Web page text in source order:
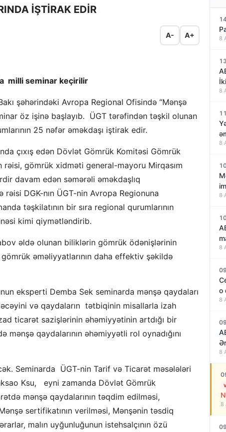
İŞTİRAK EDİR
A- A+
milli seminar keçirilir
şəhərindəki Avropa Regional Ofisində “Mənşə
öz işinə başlayıb. ÜGT tərəfindən təşkil olunan
25 nəfər əməkdaşı iştirak edir.
çıxış edən Dövlət Gömrük Komitəsi Gömrük
gömrük xidməti general-mayoru Mirqasım
davam edən səmərəli əməkdaşlıq
DGK-nın ÜGT-nin Avropa Regionuna
təşkilatının bir sıra regional qurumlarının
kimi qiymətləndirib.
əldə olunan biliklərin gömrük ödənişlərinin
əməliyyatlarının daha effektiv şəkildə
eksperti Demba Sek seminarda mənşə qaydaları
və qaydaların tətbiqinin misallarla izah
ticarət sazişlərinin əhəmiyyətinin artdığı bir
qaydalarının əhəmiyyətli rol oynadığını
Seminarda ÜGT-nin Tarif və Ticarət məsələləri
Ksu, eyni zamanda Dövlət Gömrük
mənşə qaydalarının təqdim edilməsi,
sertifikatının verilməsi, Mənşənin təsdiq
malın uyğunluğunun istehsalçının özü
8
8
8
8
8
о
8
8
8